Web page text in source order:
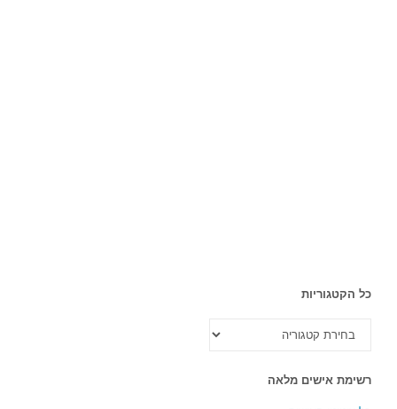
כל הקטגוריות
הקטגוריות
רשימת אישים מלאה